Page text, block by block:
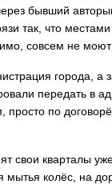
бывший
так, что
совсем не
города, а
передать в
просто по
свои кварталы
мытья колёс, на